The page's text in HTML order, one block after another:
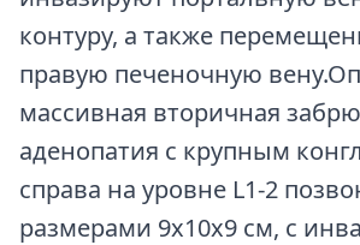
контуру, а также
правую печеночную
массивная вторичная
аденопатия с крупным
справа на уровне L1-2
размерами 9х10х9 см, с